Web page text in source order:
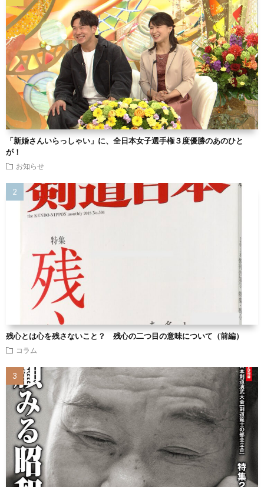
「新婚さんいらっしゃい」に、全日本女子選手権３度優勝のあのひと
が！
お知らせ
残心とは心を残さないこと？ 残心の二つ目の意味について（前編）
コラム